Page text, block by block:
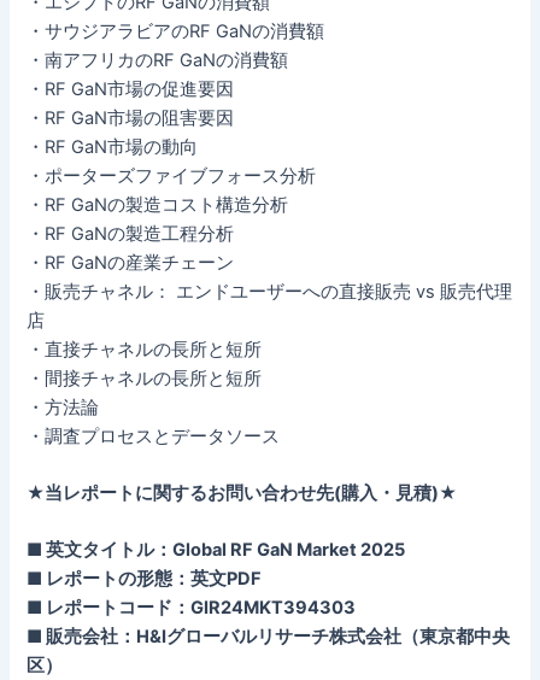
・サウジアラビアのRF GaNの消費額
・南アフリカのRF GaNの消費額
・RF GaN市場の促進要因
・RF GaN市場の阻害要因
・RF GaN市場の動向
・ポーターズファイブフォース分析
・RF GaNの製造コスト構造分析
・RF GaNの製造工程分析
・RF GaNの産業チェーン
・販売チャネル： エンドユーザーへの直接販売 vs 販売代理
店
・直接チャネルの長所と短所
・間接チャネルの長所と短所
・方法論
・調査プロセスとデータソース
★当レポートに関するお問い合わせ先(購入・見積)★
■ 英文タイトル：Global RF GaN Market 2025
■ レポートの形態：英文PDF
■ レポートコード：GIR24MKT394303
■ 販売会社：H&Iグローバルリサーチ株式会社（東京都中央
区）